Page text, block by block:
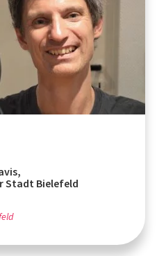
Stadt Bielefeld